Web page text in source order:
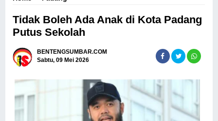
Tidak Boleh Ada Anak di Kota Padang
Putus Sekolah
BENTENGSUMBAR.COM
Sabtu, 09 Mei 2026